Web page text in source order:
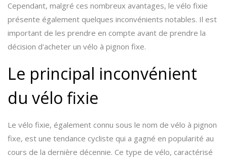
Cependant, malgré ces nombreux avantages, le vélo fixie
présente également quelques inconvénients notables. Il est
important de les prendre en compte avant de prendre la
décision d'acheter un vélo à pignon fixe.
Le principal inconvénient
du vélo fixie
Le vélo fixie, également connu sous le nom de vélo à pignon
fixe, est une tendance cycliste qui a gagné en popularité au
cours de la dernière décennie. Ce type de vélo, caractérisé